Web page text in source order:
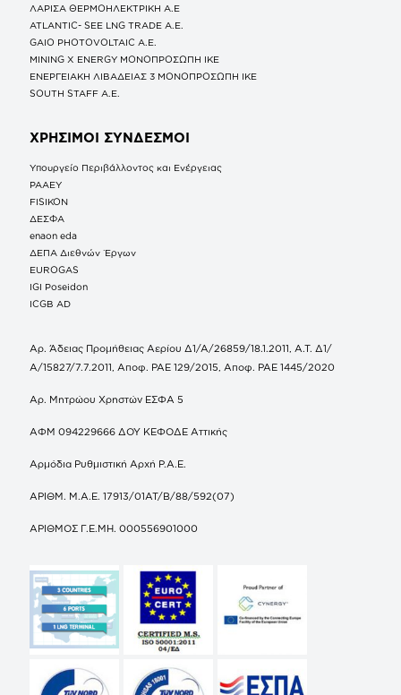
ΛΑΡΙΣΑ ΘΕΡΜΟΗΛΕΚΤΡΙΚΗ A.E
ATLANTIC- SEE LNG TRADE A.E.
GAIO PHOTOVOLTAIC Α.Ε.
MINING X ENERGY ΜΟΝΟΠΡΟΣΩΠΗ ΙΚΕ
ΕΝΕΡΓΕΙΑΚΗ ΛΙΒΑΔΕΙΑΣ 3 ΜΟΝΟΠΡΟΣΩΠΗ ΙΚΕ
SOUTH STAFF Α.Ε.
ΧΡΗΣΙΜΟΙ ΣΥΝΔΕΣΜΟΙ
Υπουργείο Περιβάλλοντος και Ενέργειας
ΡΑΑΕΥ
FISIKON
ΔΕΣΦΑ
enaon eda
ΔΕΠΑ Διεθνών Έργων
EUROGAS
IGI Poseidon
ICGB AD
Αρ. Άδειας Προμήθειας Αερίου Δ1/Α/26859/18.1.2011, Α.Τ. Δ1/
Α/15827/7.7.2011, Αποφ. ΡΑΕ 129/2015, Αποφ. ΡΑΕ 1445/2020
Αρ. Μητρώου Χρηστών ΕΣΦΑ 5
ΑΦΜ 094229666 ΔΟΥ ΚΕΦΟΔΕ Αττικής
Αρμόδια Ρυθμιστική Αρχή Ρ.Α.Ε.
ΑΡΙΘΜ. Μ.Α.Ε. 17913/01ΑΤ/Β/88/592(07)
ΑΡΙΘΜΟΣ Γ.Ε.ΜΗ. 000556901000